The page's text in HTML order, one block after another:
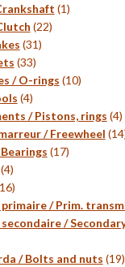
produits
11
2222
3131
3333
produits
/ O-rings 1010
44
produits
/ Pistons, rings 44
/ Freewheel 14
1717
44
produits
16
produits/ Prim.
/
/ Bolts and nuts 19